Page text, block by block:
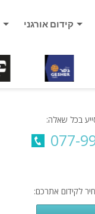
קידום אורגני
בכל שאלה:
077-
לקידום אתרכם: